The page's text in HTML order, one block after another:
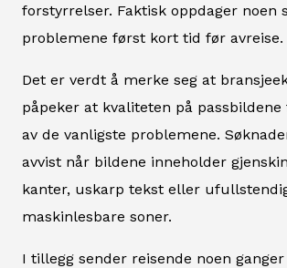
forstyrrelser. Faktisk oppdager noen
problemene først kort tid før avreise.
Det er verdt å merke seg at
påpeker at kvaliteten på
av de vanligste problemene.
avvist når bildene inneholder
kanter, uskarp tekst eller
maskinlesbare soner.
I tillegg sender reisende noen